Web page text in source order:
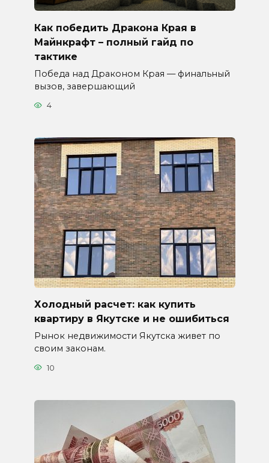
Как победить Дракона Края в
Майнкрафт – полный гайд по
тактике
Победа над Драконом Края — финальный
вызов, завершающий
4
Холодный расчет: как купить
квартиру в Якутске и не ошибиться
Рынок недвижимости Якутска живет по
своим законам.
10